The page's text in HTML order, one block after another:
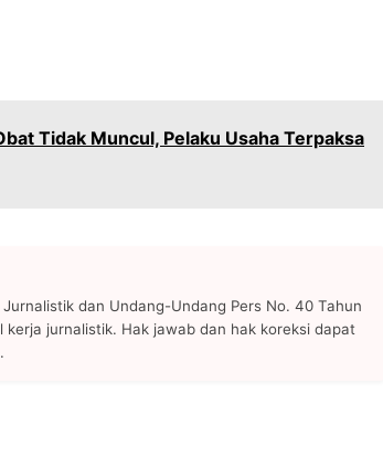
Tidak Muncul, Pelaku Usaha Terpaksa
dan Undang-Undang Pers No. 40 Tahun
jurnalistik. Hak jawab dan hak koreksi dapat